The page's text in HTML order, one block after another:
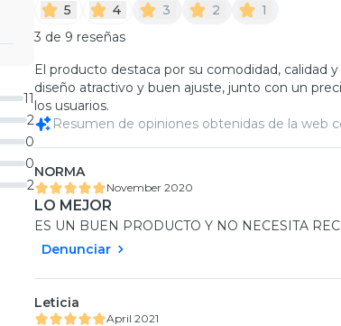
11
2
0
0
2
5 4 3 2
1
3 de 9 reseñas
El producto destaca por su comodidad, calidad
diseño atractivo y buen ajuste, junto con un
los usuarios.
Resumen de opiniones obtenidas de la web
NORMA
November 2020
LO MEJOR
ES UN BUEN PRODUCTO Y NO NECESITA
Denunciar
Leticia
April 2021